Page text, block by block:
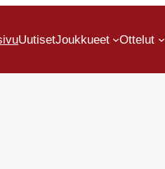
UutisetJoukkueet Ottelut